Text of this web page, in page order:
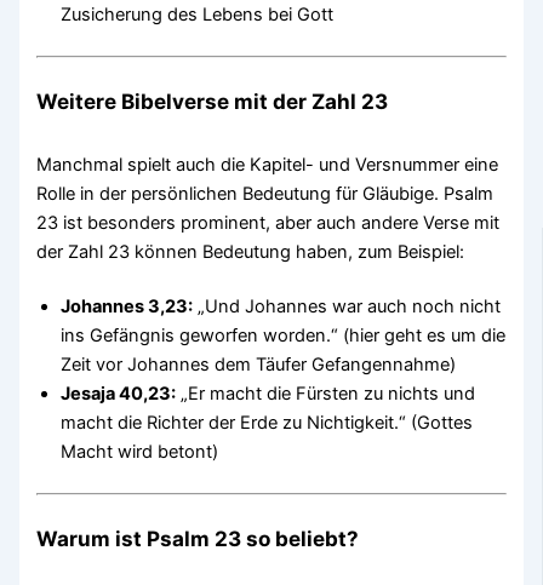
Zusicherung des Lebens bei Gott
Weitere Bibelverse mit der Zahl 23
Manchmal spielt auch die Kapitel- und Versnummer eine
Rolle in der persönlichen Bedeutung für Gläubige. Psalm
23 ist besonders prominent, aber auch andere Verse mit
der Zahl 23 können Bedeutung haben, zum Beispiel:
Johannes 3,23: „Und Johannes war auch noch nicht
ins Gefängnis geworfen worden.“ (hier geht es um die
Zeit vor Johannes dem Täufer Gefangennahme)
Jesaja 40,23: „Er macht die Fürsten zu nichts und
macht die Richter der Erde zu Nichtigkeit.“ (Gottes
Macht wird betont)
Warum ist Psalm 23 so beliebt?